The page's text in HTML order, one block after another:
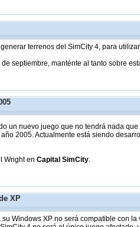
terrenos del SimCity 4, para
septiembre, manténte al tanto sobre
un nuevo juego que no tendrá nada
2005. Actualmente está siendo
Wright enCapital SimCity.
XP
Windows XP no será compatible con